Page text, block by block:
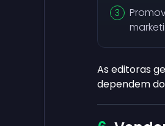
As editoras
dependem